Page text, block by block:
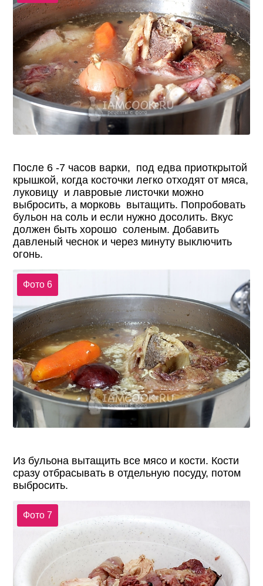
После 6 -7 часов варки, под едва приоткрытой
крышкой, когда косточки легко отходят от мяса,
луковицу и лавровые листочки можно
выбросить, а морковь вытащить. Попробовать
бульон на соль и если нужно досолить. Вкус
должен быть хорошо соленым. Добавить
давленый чеснок и через минуту выключить
огонь.
Фото 6
Из бульона вытащить все мясо и кости. Кости
сразу отбрасывать в отдельную посуду, потом
выбросить.
Фото 7